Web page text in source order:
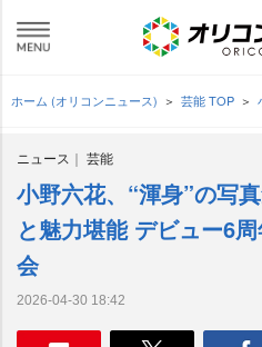
ホーム (オリコンニュース) 芸能 TOP
ニュース 芸能
小野六花、“渾身”の写
と魅力堪能 デビュー6
会
2026-04-30 18:42